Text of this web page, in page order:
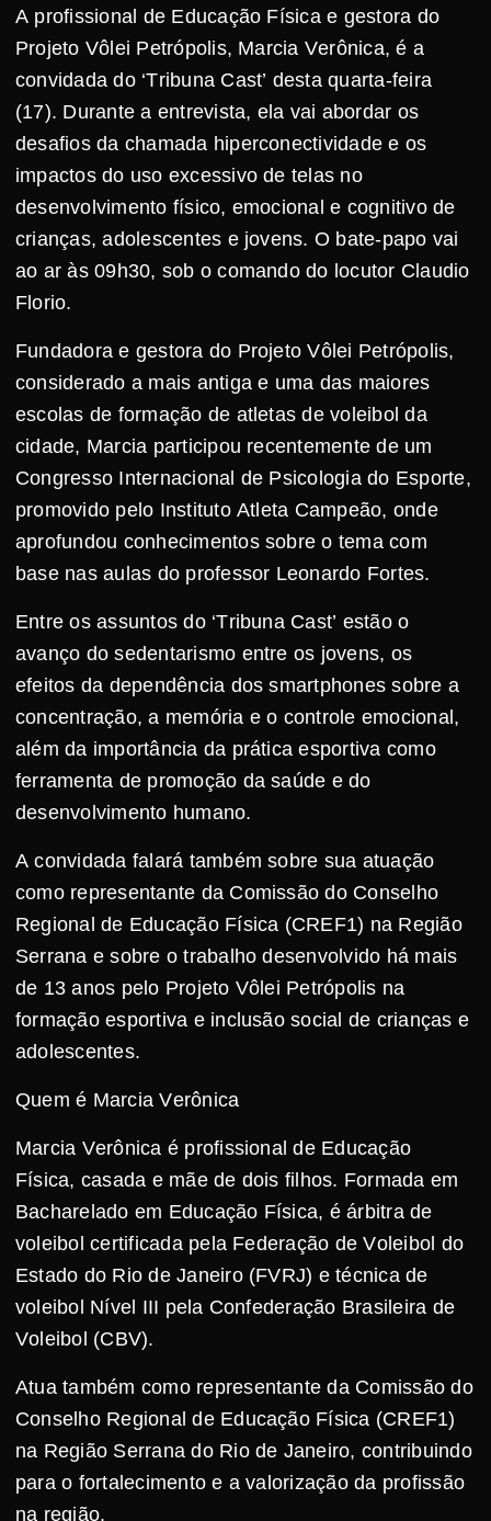
A profissional de Educação Física e gestora do
Projeto Vôlei Petrópolis, Marcia Verônica, é a
convidada do ‘Tribuna Cast’ desta quarta-feira
(17). Durante a entrevista, ela vai abordar os
desafios da chamada hiperconectividade e os
impactos do uso excessivo de telas no
desenvolvimento físico, emocional e cognitivo de
crianças, adolescentes e jovens. O bate-papo vai
ao ar às 09h30, sob o comando do locutor Claudio
Florio.
Fundadora e gestora do Projeto Vôlei Petrópolis,
considerado a mais antiga e uma das maiores
escolas de formação de atletas de voleibol da
cidade, Marcia participou recentemente de um
Congresso Internacional de Psicologia do Esporte,
promovido pelo Instituto Atleta Campeão, onde
aprofundou conhecimentos sobre o tema com
base nas aulas do professor Leonardo Fortes.
Entre os assuntos do ‘Tribuna Cast’ estão o
avanço do sedentarismo entre os jovens, os
efeitos da dependência dos smartphones sobre a
concentração, a memória e o controle emocional,
além da importância da prática esportiva como
ferramenta de promoção da saúde e do
desenvolvimento humano.
A convidada falará também sobre sua atuação
como representante da Comissão do Conselho
Regional de Educação Física (CREF1) na Região
Serrana e sobre o trabalho desenvolvido há mais
de 13 anos pelo Projeto Vôlei Petrópolis na
formação esportiva e inclusão social de crianças e
adolescentes.
Quem é Marcia Verônica
Marcia Verônica é profissional de Educação
Física, casada e mãe de dois filhos. Formada em
Bacharelado em Educação Física, é árbitra de
voleibol certificada pela Federação de Voleibol do
Estado do Rio de Janeiro (FVRJ) e técnica de
voleibol Nível III pela Confederação Brasileira de
Voleibol (CBV).
Atua também como representante da Comissão do
Conselho Regional de Educação Física (CREF1)
na Região Serrana do Rio de Janeiro, contribuindo
para o fortalecimento e a valorização da profissão
na região.